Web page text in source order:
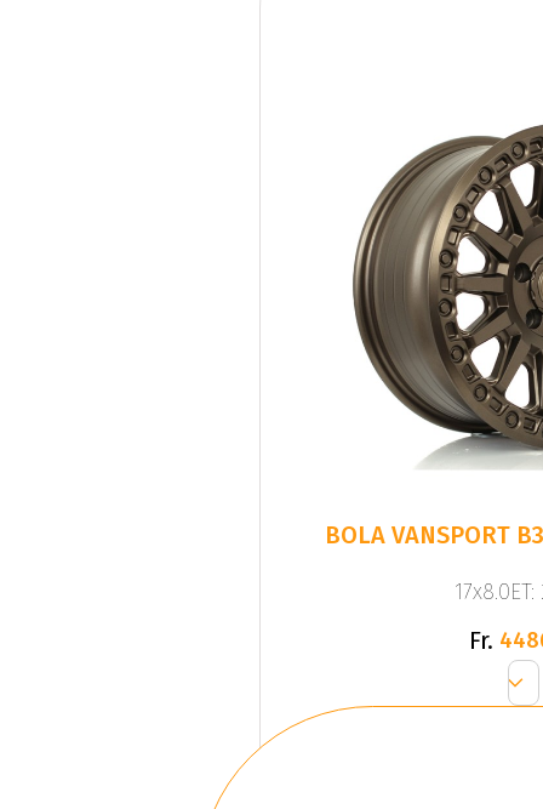
BOLA VANSPORT
Fr.